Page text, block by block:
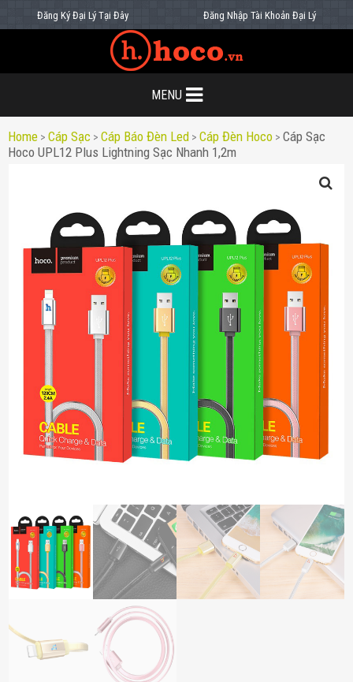
Đăng Ký Đại Lý Tại Đây Đăng Nhập Tài Khoản Đại Lý
MENU
Home > Cáp Sạc > Cáp Báo Đèn Led > Cáp Đèn Hoco > Cáp Sạc
Hoco UPL12 Plus Lightning Sạc Nhanh 1,2m